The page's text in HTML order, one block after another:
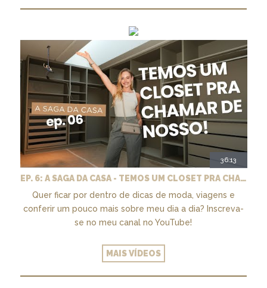
36:13
EP. 6: A SAGA DA CASA - TEMOS UM CLOSET PRA CHAMAR DE NOSSO + MARCENARIA E PAISAGISMO
Quer ficar por dentro de dicas de moda, viagens e
conferir um pouco mais sobre meu dia a dia? Inscreva-
se no meu canal no YouTube!
MAIS VÍDEOS